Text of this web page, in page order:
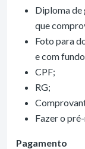
Diploma de
que
Foto para
e com
CPF;
RG;
Fazer o
Pagamento